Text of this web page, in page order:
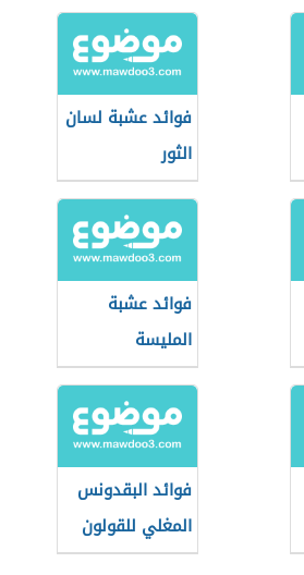
فوائد عشبة لسان
الثور
فوائد عشبة
المليسة
فوائد البقدونس
المغلي للقولون